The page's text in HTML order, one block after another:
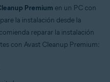
32 o 64 bits
Premium en un PC con
la instalación desde la
reparar la instalación
con Avast Cleanup Premium: